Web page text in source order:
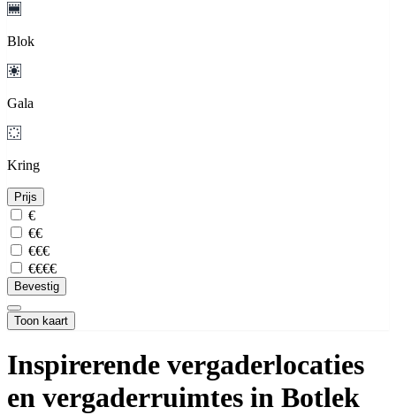
Blok
Gala
Kring
Prijs
€
€€
€€€
€€€€
Bevestig
Toon kaart
Inspirerende vergaderlocaties
en vergaderruimtes in Botlek